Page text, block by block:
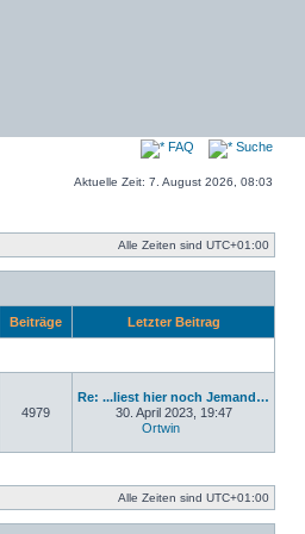
FAQ Suche
Aktuelle Zeit: 7. August 2026, 08:03
Alle Zeiten sind UTC+01:00
Beiträge Letzter Beitrag
4979
Re: ...liest hier noch Jemand…
30. April 2023, 19:47
Ortwin
Alle Zeiten sind UTC+01:00